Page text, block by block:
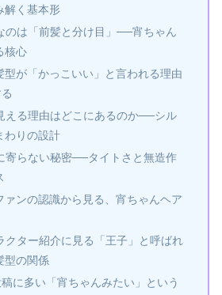
解く基本形
のは「前髪と分け目」──宵ちゃん
核心
型が「かっこいい」と言われる理由
える理由はどこにあるのか──シル
わりの設計
寄らない秘密──タイトさと無造作
ァンの認識から見る、宵ちゃんヘア
クター紹介に見る「王子」と呼ばれ
型の関係
に多い「宵ちゃんみたい」という